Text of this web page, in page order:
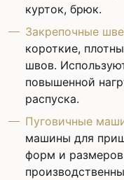
курток, брюк.
Закрепочные
короткие,
швов.
повышенной
распуска.
Пуговичные
машины для
форм и